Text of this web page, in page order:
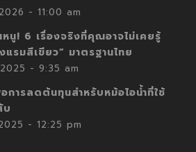
- 11:00 am
หนู! 6 เรื่องจริงที่คุณอาจไม่เคยรู้
แรมสีเขียว” มาตรฐานไทย
- 9:35 am
อการลดต้นทุนสำหรับหม้อไอน้ำที่ใช้
บ
- 12:25 pm